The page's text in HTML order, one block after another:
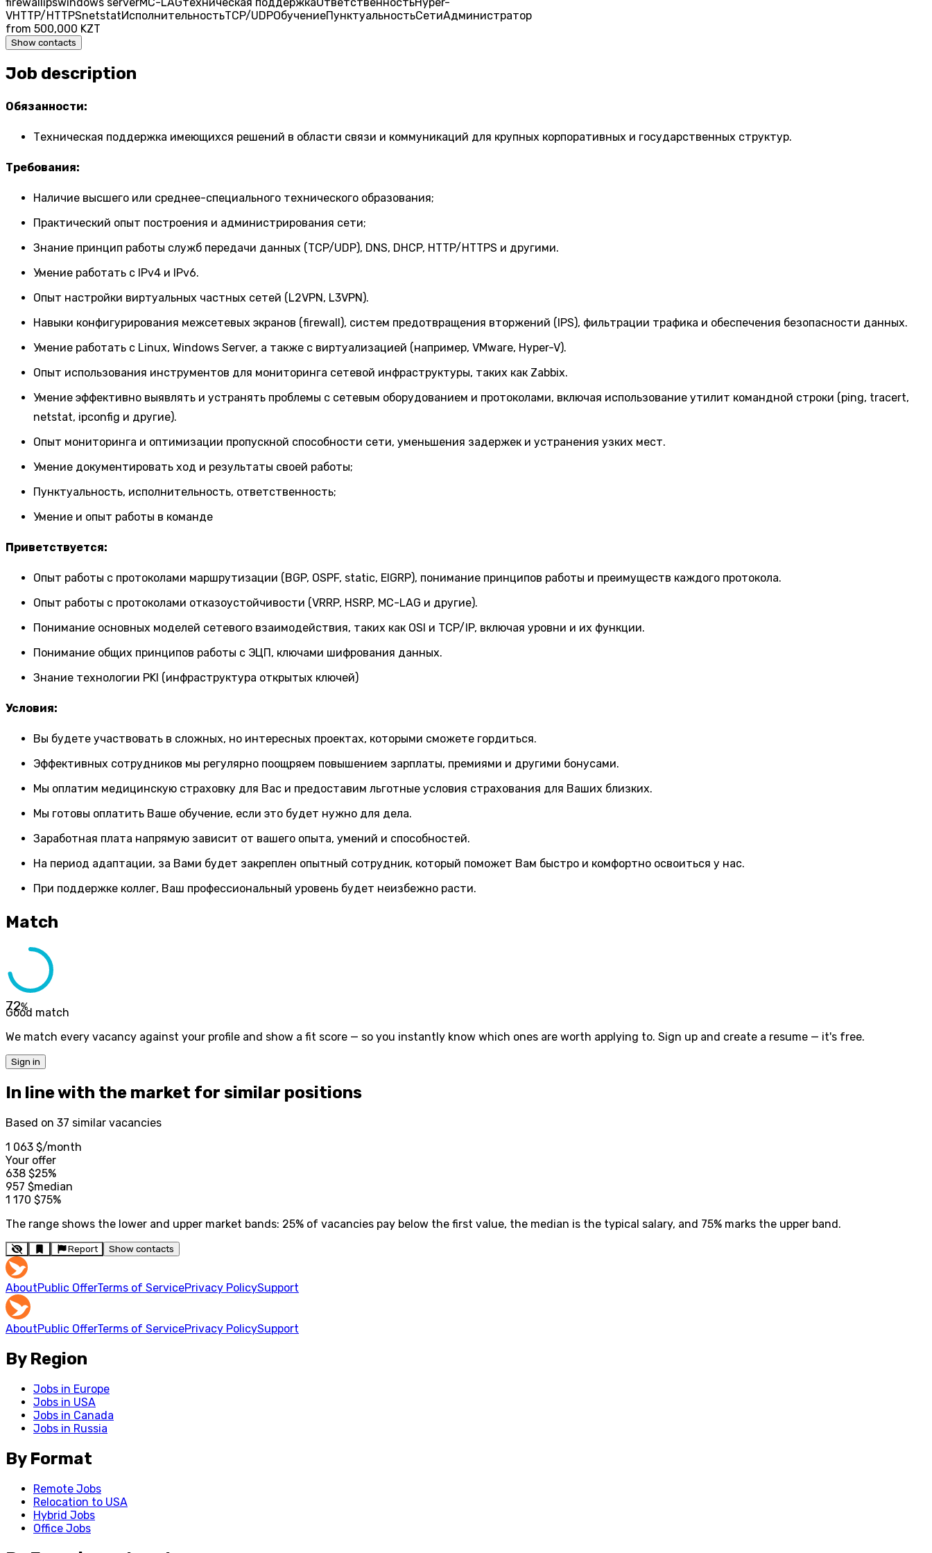
VHTTP/HTTPSnetstatИсполнительностьTCP/UDPОбучениеПунктуальностьСетиАдминистратор
from 500,000 KZT
Show contacts
Job description
Обязанности:
Техническая поддержка имеющихся решений в области связи и коммуникаций для крупных корпоративных и государственных структур.
Требования:
Наличие высшего или среднее-специального технического образования;
Практический опыт построения и администрирования сети;
Знание принцип работы служб передачи данных (TCP/UDP), DNS, DHCP, HTTP/HTTPS и другими.
Умение работать с IPv4 и IPv6.
Опыт настройки виртуальных частных сетей (L2VPN, L3VPN).
Навыки конфигурирования межсетевых экранов (firewall), систем предотвращения вторжений (IPS), фильтрации трафика и обеспечения безопасности данных.
Умение работать с Linux, Windows Server, а также с виртуализацией (например, VMware, Hyper-V).
Опыт использования инструментов для мониторинга сетевой инфраструктуры, таких как Zabbix.
Умение эффективно выявлять и устранять проблемы с сетевым оборудованием и протоколами, включая использование утилит командной строки (ping, tracert,
netstat, ipconfig и другие).
Опыт мониторинга и оптимизации пропускной способности сети, уменьшения задержек и устранения узких мест.
Умение документировать ход и результаты своей работы;
Пунктуальность, исполнительность, ответственность;
Умение и опыт работы в команде
Приветствуется:
Опыт работы с протоколами маршрутизации (BGP, OSPF, static, EIGRP), понимание принципов работы и преимуществ каждого протокола.
Опыт работы с протоколами отказоустойчивости (VRRP, HSRP, MC-LAG и другие).
Понимание основных моделей сетевого взаимодействия, таких как OSI и TCP/IP, включая уровни и их функции.
Понимание общих принципов работы с ЭЦП, ключами шифрования данных.
Знание технологии PKI (инфраструктура открытых ключей)
Условия:
Вы будете участвовать в сложных, но интересных проектах, которыми сможете гордиться.
Эффективных сотрудников мы регулярно поощряем повышением зарплаты, премиями и другими бонусами.
Мы оплатим медицинскую страховку для Вас и предоставим льготные условия страхования для Ваших близких.
Мы готовы оплатить Ваше обучение, если это будет нужно для дела.
Заработная плата напрямую зависит от вашего опыта, умений и способностей.
На период адаптации, за Вами будет закреплен опытный сотрудник, который поможет Вам быстро и комфортно освоиться у нас.
При поддержке коллег, Ваш профессиональный уровень будет неизбежно расти.
Match
72%
Good match
We match every vacancy against your profile and show a fit score — so you instantly know which ones are worth applying to. Sign up and create a resume — it's free.
Sign in
In line with the market for similar positions
Based on 37 similar vacancies
1 063 $/month
Your offer
638 $25%
957 $median
1 170 $75%
The range shows the lower and upper market bands: 25% of vacancies pay below the first value, the median is the typical salary, and 75% marks the upper band.
Report Show contacts
AboutPublic OfferTerms of ServicePrivacy PolicySupport
AboutPublic OfferTerms of ServicePrivacy PolicySupport
By Region
Jobs in Europe
Jobs in USA
Jobs in Canada
Jobs in Russia
By Format
Remote Jobs
Relocation to USA
Hybrid Jobs
Office Jobs